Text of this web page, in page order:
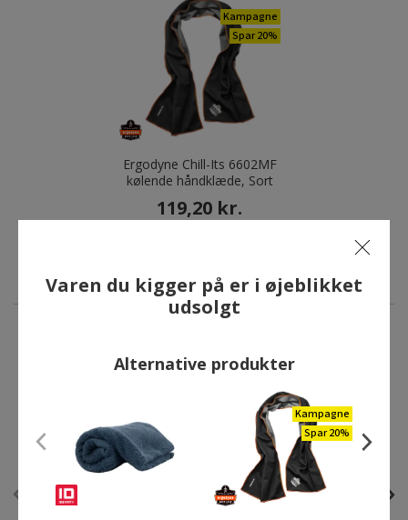
Kampagne
Spar 20%
Ergodyne Chill-Its 6602MF
kølende håndklæde, Sort
119,20 kr.
ANDRE HAR OGSÅ KØBT
Restparti
Spar 76%
Varen du kigger på er i øjeblikket
udsolgt
Alternative produkter
Kampagne
Spar 20%